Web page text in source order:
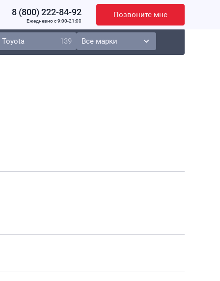
8 (800) 222-84-92
Ежедневно c 9:00-21:00
Позвоните мне
Toyota 139